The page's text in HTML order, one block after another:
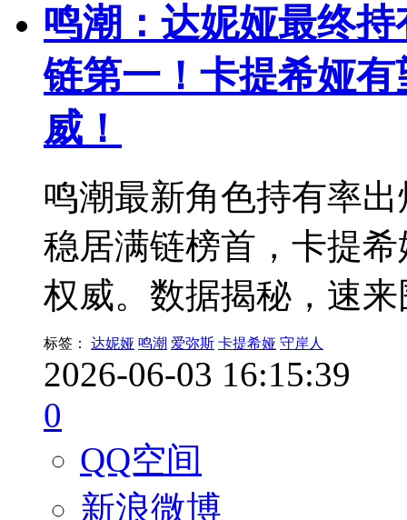
鸣潮：达妮娅最终
链第一！卡提希娅
威！
鸣潮最新角色持有率
稳居满链榜首，卡提
权威。数据揭秘，速
标签： 达妮娅 鸣潮 爱弥斯 卡提希娅 守岸人
2026-06-03 16:15:39
0
QQ空间
新浪微博